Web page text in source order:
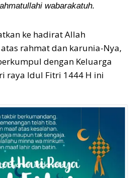
wabarakatuh.
ke hadirat Allah
rahmat dan karunia-Nya,
dengan Keluarga
raya Idul Fitri 1444 H ini